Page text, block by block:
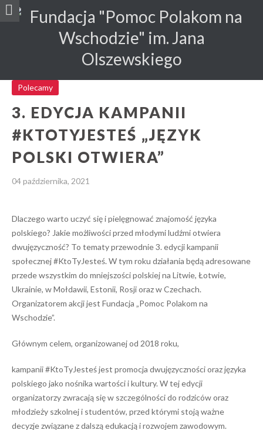
Polecamy
3. EDYCJA KAMPANII
#KTOTYJESTEŚ „JĘZYK
POLSKI OTWIERA”
04 października, 2021
Dlaczego warto uczyć się i pielęgnować znajomość języka
polskiego? Jakie możliwości przed młodymi ludźmi otwiera
dwujęzyczność? To tematy przewodnie 3. edycji kampanii
społecznej #KtoTyJesteś. W tym roku działania będą adresowane
przede wszystkim do mniejszości polskiej na Litwie, Łotwie,
Ukrainie, w Mołdawii, Estonii, Rosji oraz w Czechach.
Organizatorem akcji jest Fundacja „Pomoc Polakom na
Wschodzie”.
Głównym celem, organizowanej od 2018 roku,
kampanii #KtoTyJesteś jest promocja dwujęzyczności oraz języka
polskiego jako nośnika wartości i kultury. W tej edycji
organizatorzy zwracają się w szczególności do rodziców oraz
młodzieży szkolnej i studentów, przed którymi stoją ważne
decyzje związane z dalszą edukacją i rozwojem zawodowym.